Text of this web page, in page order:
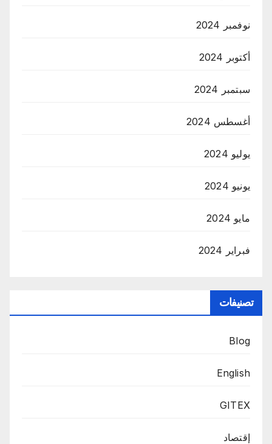
نوفمبر 2024
أكتوبر 2024
سبتمبر 2024
أغسطس 2024
يوليو 2024
يونيو 2024
مايو 2024
فبراير 2024
تصنيفات
Blog
English
GITEX
إقتصاد